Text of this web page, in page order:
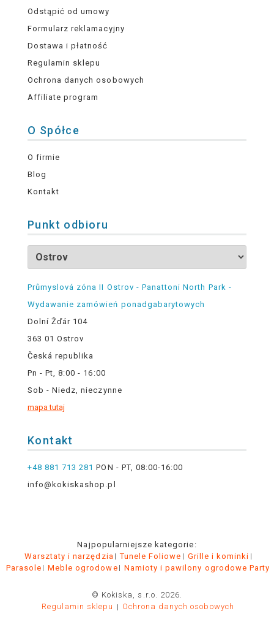
Odstąpić od umowy
Formularz reklamacyjny
Dostawa i płatność
Regulamin sklepu
Ochrona danych osobowych
Affiliate program
O Spółce
O firmie
Blog
Kontakt
Punkt odbioru
Průmyslová zóna II Ostrov - Panattoni North Park -
Wydawanie zamówień ponadgabarytowych
Dolní Žďár 104
363 01 Ostrov
Česká republika
Pn - Pt, 8:00 - 16:00
Sob - Niedz, nieczynne
mapa tutaj
Kontakt
+48 881 713 281 PON - PT, 08:00-16:00
info@kokiskashop.pl
Najpopularniejsze kategorie:
Warsztaty i narzędzia
Tunele Foliowe
Grille i kominki
Parasole
Meble ogrodowe Namioty i pawilony ogrodowe Party
© Kokiska, s.r.o. 2026.
Regulamin sklepu
Ochrona danych osobowych